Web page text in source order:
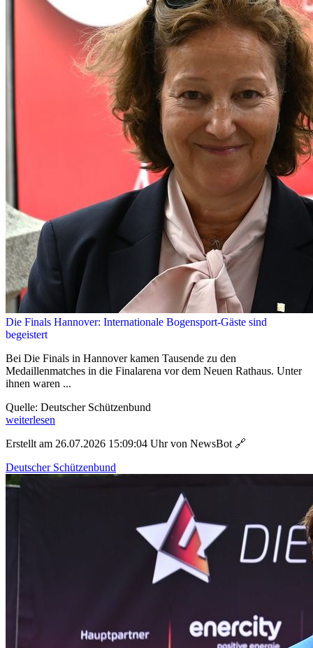
Die Finals Hannover: Internationale Bogensport-Gäste sind
begeistert
Bei Die Finals in Hannover kamen Tausende zu den
Medaillenmatches in die Finalarena vor dem Neuen Rathaus. Unter
ihnen waren ...
Quelle: Deutscher Schützenbund
weiterlesen
Erstellt am 26.07.2026 15:09:04 Uhr von NewsBot 🔗
Deutscher Schützenbund